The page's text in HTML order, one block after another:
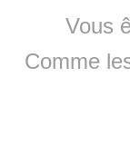
Vous
Comme